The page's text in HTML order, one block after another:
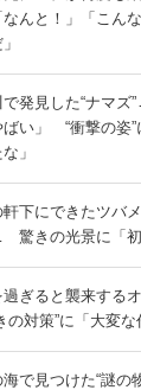
んと！」「こん
で発見した“ナマ
ばい」 “衝撃の姿”
」
軒下にできたツバ
きの光景に「初
過ぎると襲来する
の対策”に「大変
で見つけた“謎の